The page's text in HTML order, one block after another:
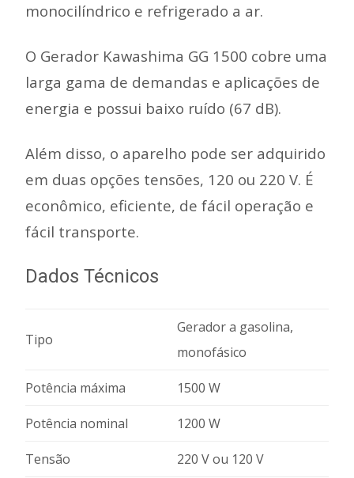
monocilíndrico e refrigerado a ar.
O Gerador Kawashima GG 1500 cobre uma
larga gama de demandas e aplicações de
energia e possui baixo ruído (67 dB).
Além disso, o aparelho pode ser adquirido
em duas opções tensões, 120 ou 220 V. É
econômico, eficiente, de fácil operação e
fácil transporte.
Dados Técnicos
Tipo
Gerador a gasolina,
monofásico
Potência máxima 1500 W
Potência nominal 1200 W
Tensão 220 V ou 120 V